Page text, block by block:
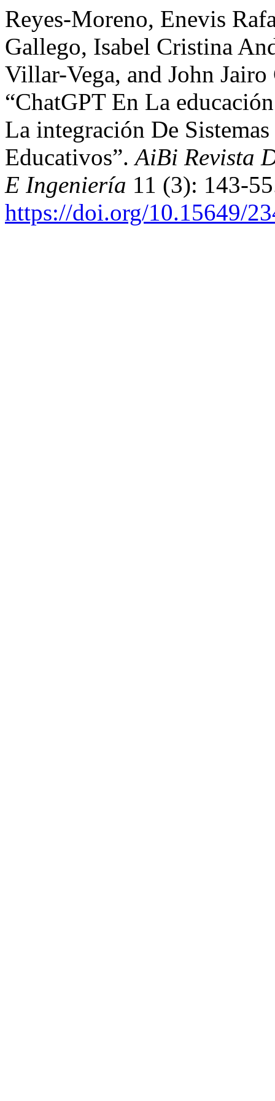
Reyes-Moreno, Enevis
Gallego, Isabel Cristina
Villar-Vega, and John
“ChatGPT En La
La integración De
Educativos”.AiBi Revista
E Ingeniería 11 (3): 143-
https://doi.org/10.15649/